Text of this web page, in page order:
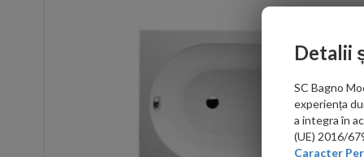
Detalii
SC Bagno
experiența
a integra în
(UE) 2016/
Caracter